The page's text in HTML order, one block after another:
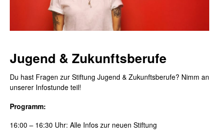
Jugend & Zukunftsberufe
Du hast Fragen zur Stiftung Jugend & Zukunftsberufe? Nimm an
unserer Infostunde teil!
Programm:
16:00 – 16:30 Uhr: Alle Infos zur neuen Stiftung